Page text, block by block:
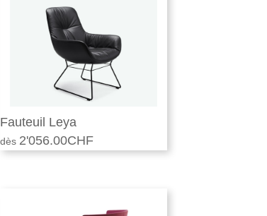
Fauteuil Leya
2'056.00CHF